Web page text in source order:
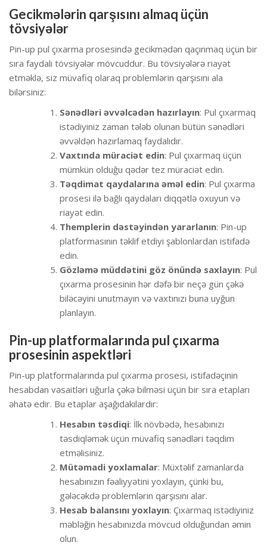
Gecikmələrin qarşısını almaq üçün
tövsiyələr
Pin-up pul çıxarma prosesində gecikmədən qaçınmaq üçün bir
sıra faydalı tövsiyələr mövcuddur. Bu tövsiyələrə riayət
etməklə, siz müvafiq olaraq problemlərin qarşısını ala
bilərsiniz:
Sənədləri əvvəlcədən hazırlayın: Pul çıxarmaq
istədiyiniz zaman tələb olunan bütün sənədləri
əvvəldən hazırlamaq faydalıdır.
Vaxtında müraciət edin: Pul çıxarmaq üçün
mümkün olduğu qədər tez müraciət edin.
Təqdimat qaydalarına əməl edin: Pul çıxarma
prosesi ilə bağlı qaydaları diqqətlə oxuyun və
riayət edin.
Themplerin dəstəyindən yararlanın: Pin-up
platformasının təklif etdiyi şablonlardan istifadə
edin.
Gözləmə müddətini göz önündə saxlayın: Pul
çıxarma prosesinin hər dəfə bir neçə gün çəkə
biləcəyini unutmayın və vaxtınızı buna uyğun
planlayın.
Pin-up platformalarında pul çıxarma
prosesinin aspektləri
Pin-up platformalarında pul çıxarma prosesi, istifadəçinin
hesabdan vəsaitləri uğurla çəkə bilməsi üçün bir sıra etapları
əhatə edir. Bu etaplar aşağıdakılardır:
Hesabın təsdiqi: İlk növbədə, hesabınızı
təsdiqləmək üçün müvafiq sənədləri təqdim
etməlisiniz.
Mütəmadi yoxlamalar: Müxtəlif zamanlarda
hesabınızın fəaliyyətini yoxlayın, çünki bu,
gələcəkdə problemlərin qarşısını alar.
Hesab balansını yoxlayın: Çıxarmaq istədiyiniz
məbləğin hesabınızda mövcud olduğundan əmin
olun.